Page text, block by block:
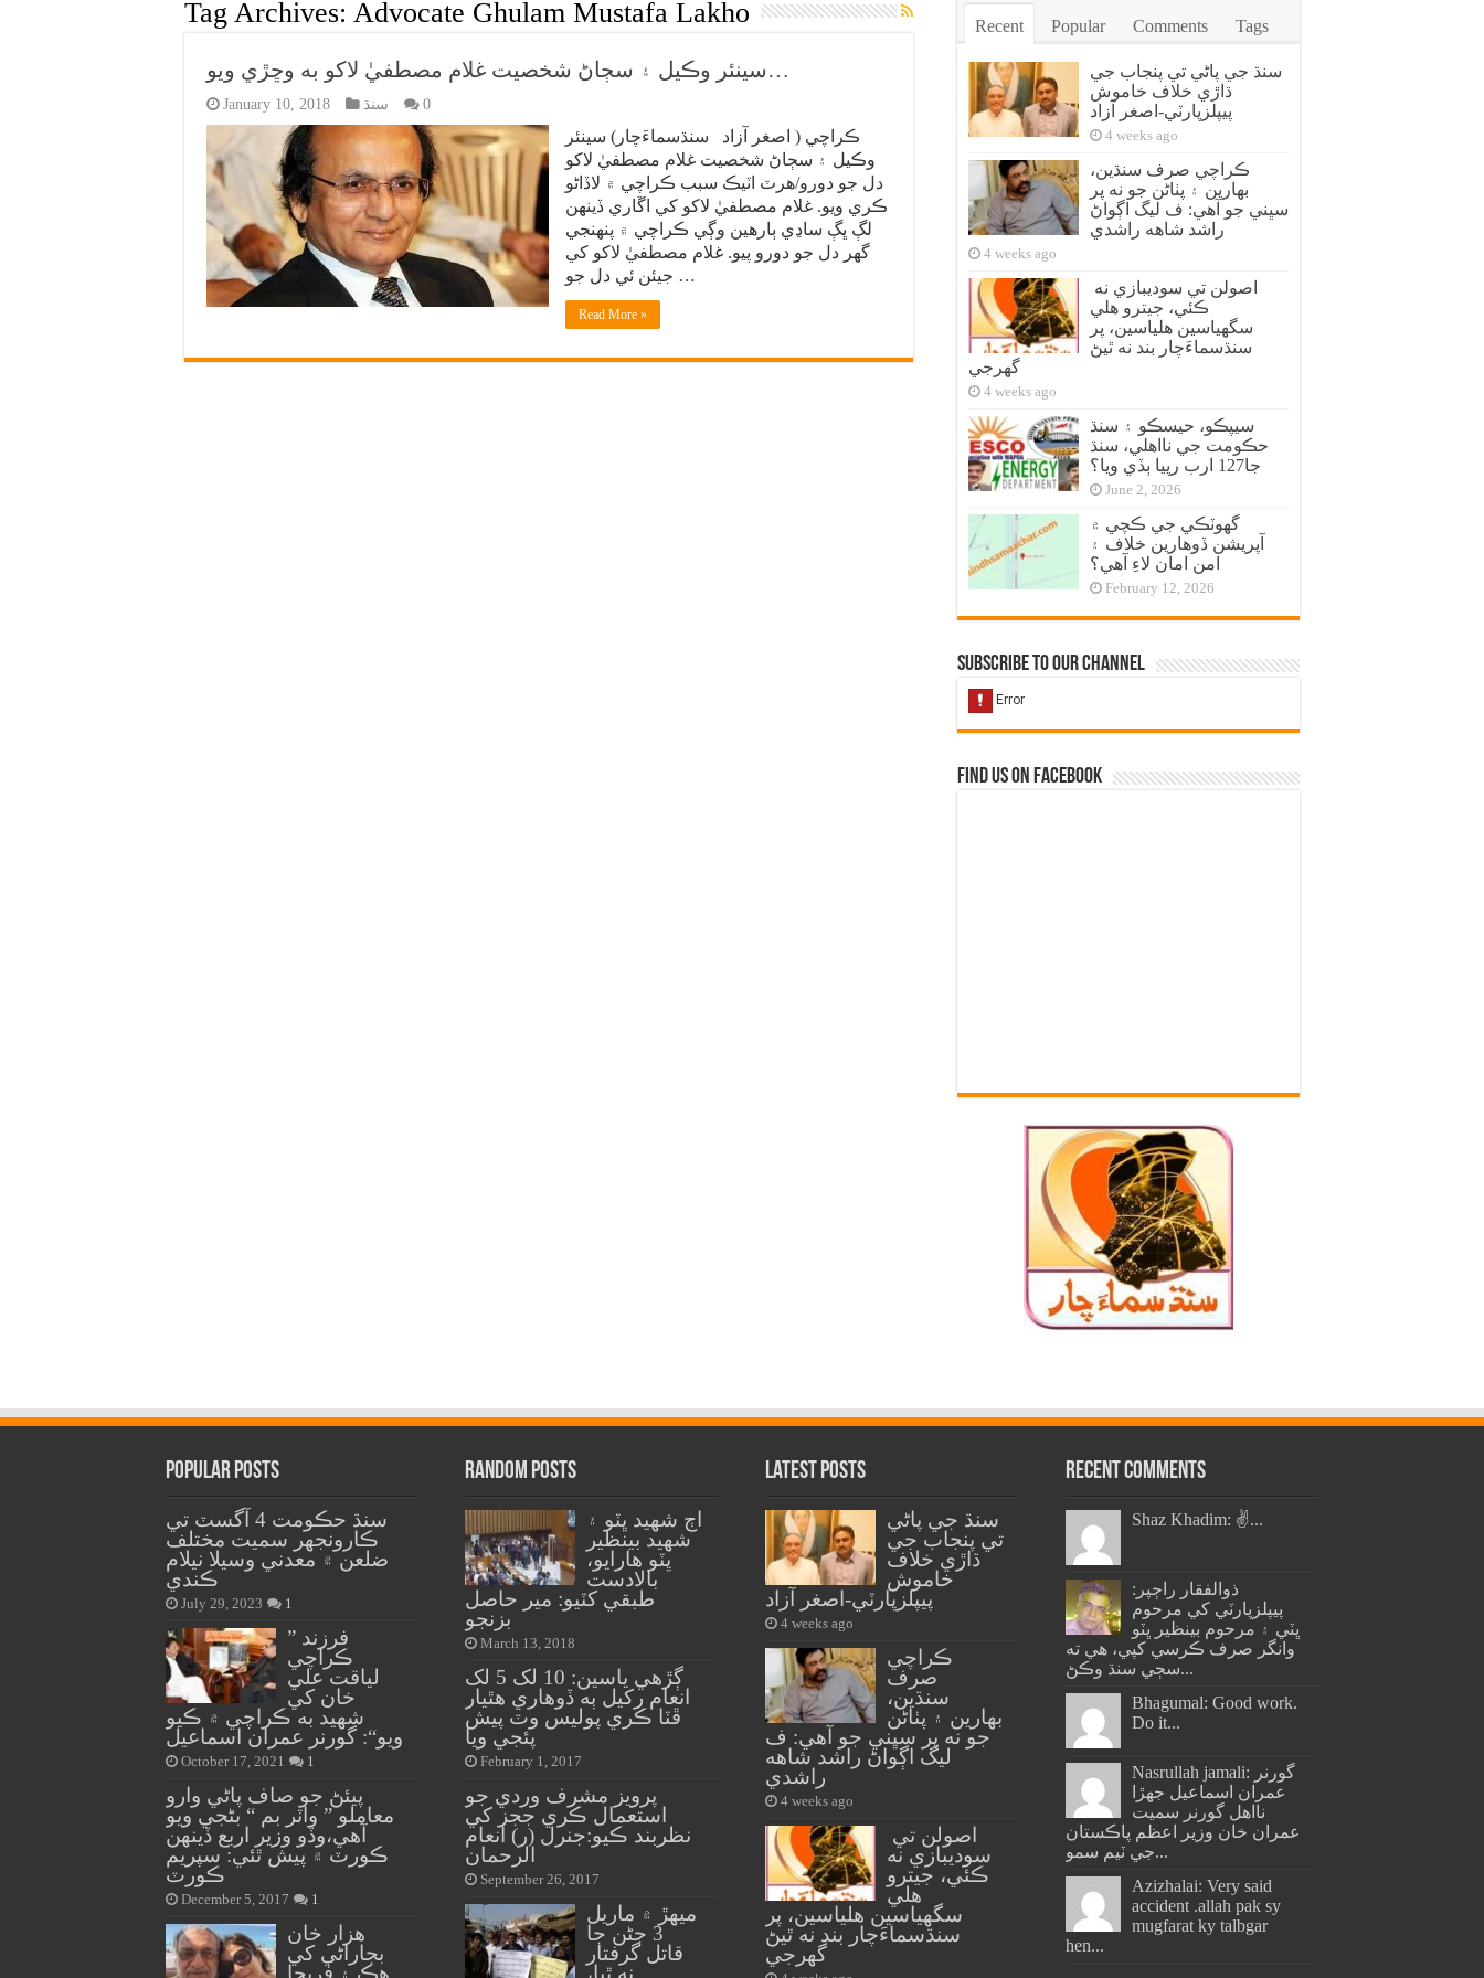
Tag Archives: Advocate Ghulam Mustafa Lakho
سينئر وڪيل ۽ سڄاڻ شخصيت غلام مصطفيٰ لاکو به وڇڙي ويو…
January 10, 2018 سنڌ 0
ڪراچي ( اصغر آزاد سنڌسماءَچار) سينئر
وڪيل ۽ سڄاڻ شخصيت غلام مصطفيٰ لاکو
دل جو دورو/هرٽ اٽيڪ سبب ڪراچي ۾ لاڏاڻو
ڪري ويو. غلام مصطفيٰ لاکو کي اڱاري ڏينهن
لڳ ڀڳ ساڍي ٻارهين وڳي ڪراچي ۾ پنهنجي
گهر دل جو دورو پيو. غلام مصطفيٰ لاکو کي
جيئن ئي دل جو …
Read More »
Recent Popular Comments Tags
سنڌ جي پاڻي تي پنجاب جي
ڌاڙي خلاف خاموش
پيپلزپارٽي-اصغر آزاد
4 weeks ago
ڪراچي صرف سنڌين،
بهارين ۽ پٺاڻن جو نه پر
سڀني جو آهي: ف ليگ اڳواڻ
راشد شاهه راشدي
4 weeks ago
ڪئي، جيترو هلي
سگهياسين هلياسين، پر
سنڌسماءَچار بند نه ٿيڻ
گهرجي
4 weeks ago
سيپڪو، حيسڪو ۽ سنڌ
حڪومت جي نااهلي، سنڌ
جا127 ارب رپيا ٻڏي ويا؟
June 2, 2026
گهوٽڪي جي ڪچي ۾
آپريشن ڏوهارين خلاف ۽
امن امان لاءِ آهي؟
February 12, 2026
Subscribe to our Channel
Find us on Facebook
Popular Posts
سنڌ حڪومت 4 آگسٽ تي
ڪارونجهر سميت مختلف
ضلعن ۾ معدني وسيلا نيلام
ڪندي
July 29, 2023 1
” فرزند
ڪراچي
لياقت علي
خان کي
شهيد به ڪراچي ۾ ڪيو
ويو“: گورنر عمران اسماعيل
October 17, 2021 1
پيئڻ جو صاف پاڻي وارو
معاملو ” واٽر بم “ بڻجي ويو
آهي،وڏو وزير اربع ڏينهن
ڪورٽ ۾ پيش ٿئي: سپريم
ڪورٽ
December 5, 2017 1
هزار خان
بجاراڻي کي
هڪ ۽ فريحا
Random Posts
اڄ شهيد ڀٽو ۽
شهيد بينظير
ڀٽو هارايو،
بالادست
طبقي کٽيو: مير حاصل
بزنجو
March 13, 2018
ڳڙهي ياسين: 10 لک 5 لک
انعام رکيل ٻه ڏوهاري هٿيار
ڦٽا ڪري پوليس وٽ پيش
پئجي ويا
February 1, 2017
پرويز مشرف وردي جو
استعمال ڪري ججز کي
نظربند ڪيو:جنرل (ر) انعام
الرحمان
September 26, 2017
ميهڙ ۾ ماريل
3 ڄڻن جا
قاتل گرفتار
نه ٿيا،
Latest Posts
سنڌ جي پاڻي
تي پنجاب جي
ڌاڙي خلاف
خاموش
پيپلزپارٽي-اصغر آزاد
4 weeks ago
ڪراچي
صرف
سنڌين،
بهارين ۽ پٺاڻن
جو نه پر سڀني جو آهي: ف
ليگ اڳواڻ راشد شاهه
راشدي
4 weeks ago
سوديبازي نه
ڪئي، جيترو
هلي
سگهياسين هلياسين، پر
سنڌسماءَچار بند نه ٿيڻ
گهرجي
Recent Comments
Shaz Khadim: ✌️...
ذوالفقار راڄپر:
پيپلزپارٽي کي مرحوم
ڀٽي ۽ مرحوم بينظير ڀٽو
وانگر صرف ڪرسي کپي، هي ته
سڄي سنڌ وڪڻ...
Bhagumal: Good work.
Do it...
Nasrullah jamali: گورنر
عمران اسماعيل جھڙا
نااهل گورنر سميت
عمران خان وزير اعظم پاڪستان
جي ٽيم سمو...
Azizhalai: Very said
accident .allah pak sy
mugfarat ky talbgar
hen...